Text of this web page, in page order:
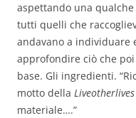
aspettando una
tutti quelli che
andavano a individuare
approfondire ciò che
base. Gli ingredienti.
motto della
materiale….”